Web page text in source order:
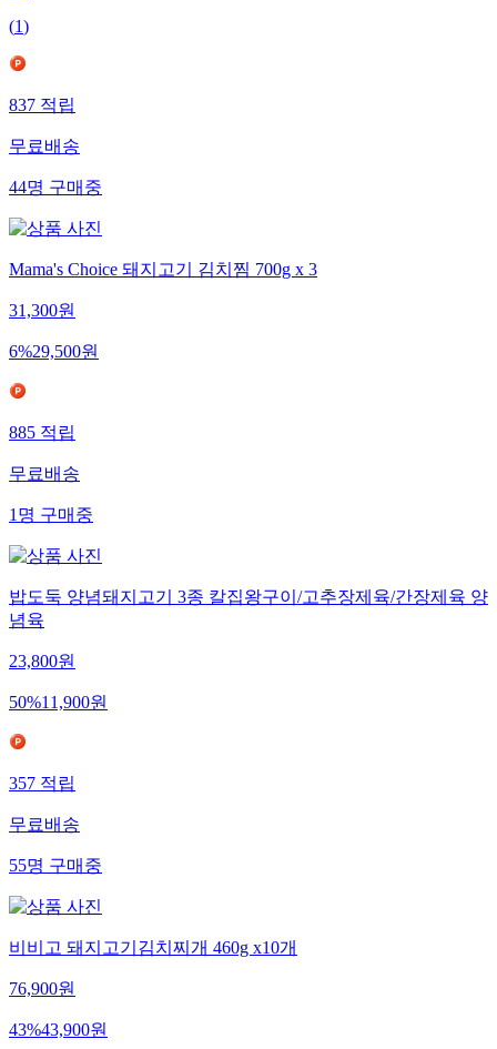
(1)
837 적립
무료배송
44명 구매중
Mama's Choice 돼지고기 김치찜 700g x 3
31,300원
6%29,500원
885 적립
무료배송
1 명 구매중
밥도둑 양념돼지고기 3종 칼집왕구이/고추장제육/간장제육 양
념육
23,800원
50%11,900원
357 적립
무료배송
55명 구매중
비비고 돼지고기김치찌개 460g x10개
76,900원
43%43,900원